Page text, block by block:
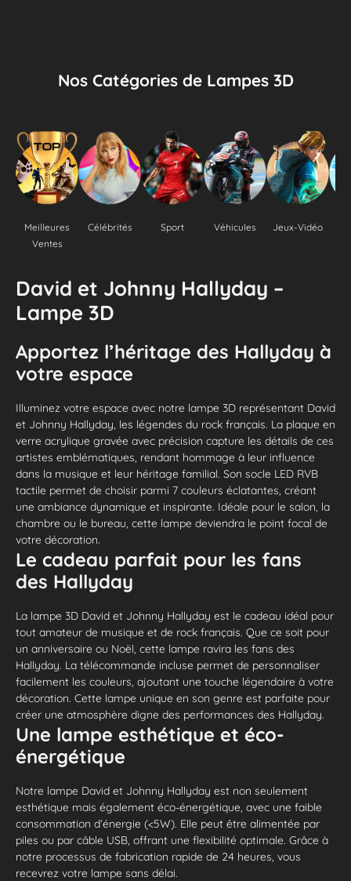
Nos Catégories de Lampes 3D
Meilleures
Ventes
Célébrités Sport Véhicules Jeux-Vidéo
David et Johnny Hallyday –
Lampe 3D
Apportez l’héritage des Hallyday à
votre espace
Illuminez votre espace avec notre lampe 3D représentant David
et Johnny Hallyday, les légendes du rock français. La plaque en
verre acrylique gravée avec précision capture les détails de ces
artistes emblématiques, rendant hommage à leur influence
dans la musique et leur héritage familial. Son socle LED RVB
tactile permet de choisir parmi 7 couleurs éclatantes, créant
une ambiance dynamique et inspirante. Idéale pour le salon, la
chambre ou le bureau, cette lampe deviendra le point focal de
votre décoration.
Le cadeau parfait pour les fans
des Hallyday
La lampe 3D David et Johnny Hallyday est le cadeau idéal pour
tout amateur de musique et de rock français. Que ce soit pour
un anniversaire ou Noël, cette lampe ravira les fans des
Hallyday. La télécommande incluse permet de personnaliser
facilement les couleurs, ajoutant une touche légendaire à votre
décoration. Cette lampe unique en son genre est parfaite pour
créer une atmosphère digne des performances des Hallyday.
Une lampe esthétique et éco-
énergétique
Notre lampe David et Johnny Hallyday est non seulement
esthétique mais également éco-énergétique, avec une faible
consommation d’énergie (<5W). Elle peut être alimentée par
piles ou par câble USB, offrant une flexibilité optimale. Grâce à
notre processus de fabrication rapide de 24 heures, vous
recevrez votre lampe sans délai.